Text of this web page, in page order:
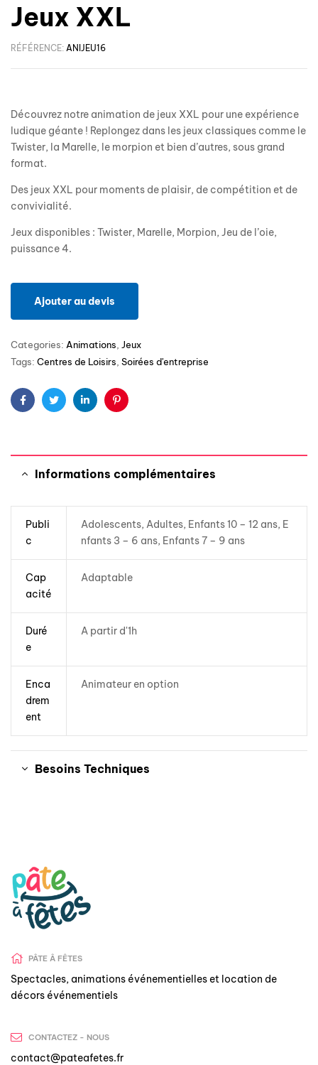
Jeux XXL
RÉFÉRENCE: ANIJEU16
Découvrez notre animation de jeux XXL pour une expérience
ludique géante ! Replongez dans les jeux classiques comme le
Twister, la Marelle, le morpion et bien d’autres, sous grand
format.
Des jeux XXL pour moments de plaisir, de compétition et de
convivialité.
Jeux disponibles : Twister, Marelle, Morpion, Jeu de l’oie,
puissance 4.
Ajouter au devis
Categories: Animations Jeux
Tags: Centres de Loisirs Soirées d'entreprise
FacebookTwitterLinkedinPinterest
Informations complémentaires
Publi
c
Adolescents, Adultes, Enfants 10 – 12 ans, E
nfants 3 – 6 ans, Enfants 7 – 9 ans
Cap
acité
Adaptable
Duré
e
A partir d'1h
Enca
drem
ent
Animateur en option
Besoins Techniques
PÂTE Â FÊTES
Spectacles, animations événementielles et location de
décors événementiels
CONTACTEZ - NOUS
contact@pateafetes.fr